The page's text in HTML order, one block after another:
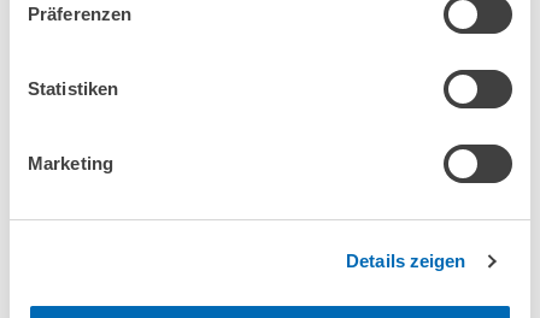
Präferenzen
Statistiken
Marketing
Details zeigen